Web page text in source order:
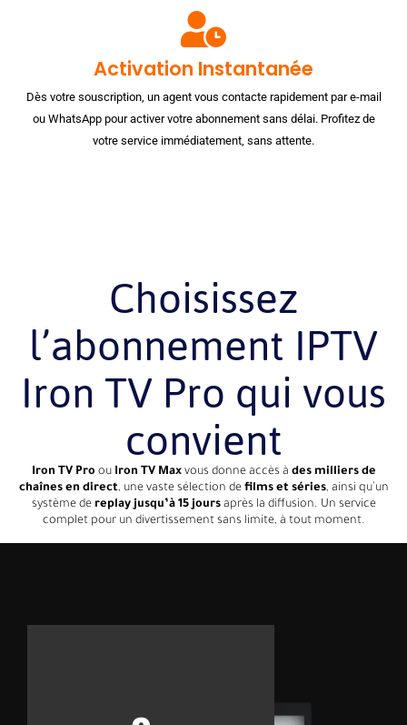
Activation Instantanée
Dès votre souscription, un agent vous contacte rapidement par e-mail
ou WhatsApp pour activer votre abonnement sans délai. Profitez de
votre service immédiatement, sans attente.
Choisissez
l’abonnement IPTV
Iron TV Pro qui vous
convient
Iron TV Pro ou Iron TV Maxvous donne accès à des milliers de
chaînes en direct, une vaste sélection de films et séries, ainsi qu’un
système de replay jusqu’à 15 joursaprès la diffusion. Un service
complet pour un divertissement sans limite, à tout moment.